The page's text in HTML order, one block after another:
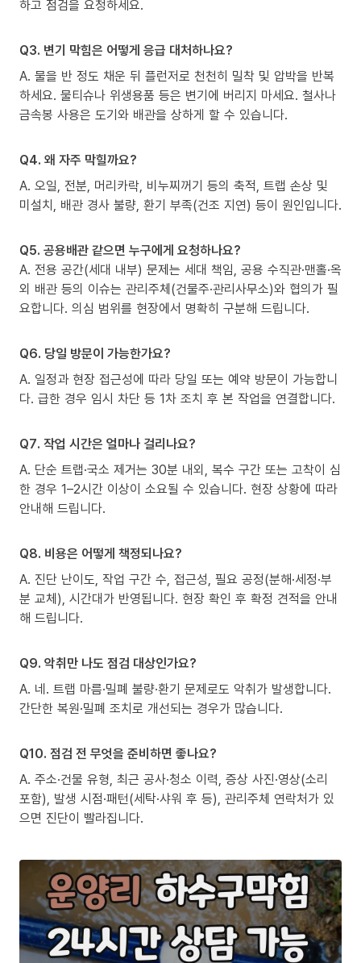
하고 점검을 요청하세요.
Q3. 변기 막힘은 어떻게 응급 대처하나요?
A. 물을 반 정도 채운 뒤 플런저로 천천히 밀착 및 압박을 반복
하세요. 물티슈나 위생용품 등은 변기에 버리지 마세요. 철사나
금속봉 사용은 도기와 배관을 상하게 할 수 있습니다.
Q4. 왜 자주 막힐까요?
A. 오일, 전분, 머리카락, 비누찌꺼기 등의 축적, 트랩 손상 및
미설치, 배관 경사 불량, 환기 부족(건조 지연) 등이 원인입니다.
Q5. 공용배관 같으면 누구에게 요청하나요?
A. 전용 공간(세대 내부) 문제는 세대 책임, 공용 수직관·맨홀·옥
외 배관 등의 이슈는 관리주체(건물주·관리사무소)와 협의가 필
요합니다. 의심 범위를 현장에서 명확히 구분해 드립니다.
Q6. 당일 방문이 가능한가요?
A. 일정과 현장 접근성에 따라 당일 또는 예약 방문이 가능합니
다. 급한 경우 임시 차단 등 1차 조치 후 본 작업을 연결합니다.
Q7. 작업 시간은 얼마나 걸리나요?
A. 단순 트랩·국소 제거는 30분 내외, 복수 구간 또는 고착이 심
한 경우 1–2시간 이상이 소요될 수 있습니다. 현장 상황에 따라
안내해 드립니다.
Q8. 비용은 어떻게 책정되나요?
A. 진단 난이도, 작업 구간 수, 접근성, 필요 공정(분해·세정·부
분 교체), 시간대가 반영됩니다. 현장 확인 후 확정 견적을 안내
해 드립니다.
Q9. 악취만 나도 점검 대상인가요?
A. 네. 트랩 마름·밀폐 불량·환기 문제로도 악취가 발생합니다.
간단한 복원·밀폐 조치로 개선되는 경우가 많습니다.
Q10. 점검 전 무엇을 준비하면 좋나요?
A. 주소·건물 유형, 최근 공사·청소 이력, 증상 사진·영상(소리
포함), 발생 시점·패턴(세탁·샤워 후 등), 관리주체 연락처가 있
으면 진단이 빨라집니다.